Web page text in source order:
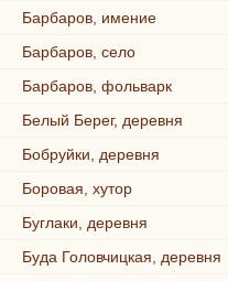
Барбаров, имение
Барбаров, село
Барбаров, фольварк
Белый Берег, деревня
Бобруйки, деревня
Боровая, хутор
Буглаки, деревня
Буда Головчицкая, деревня